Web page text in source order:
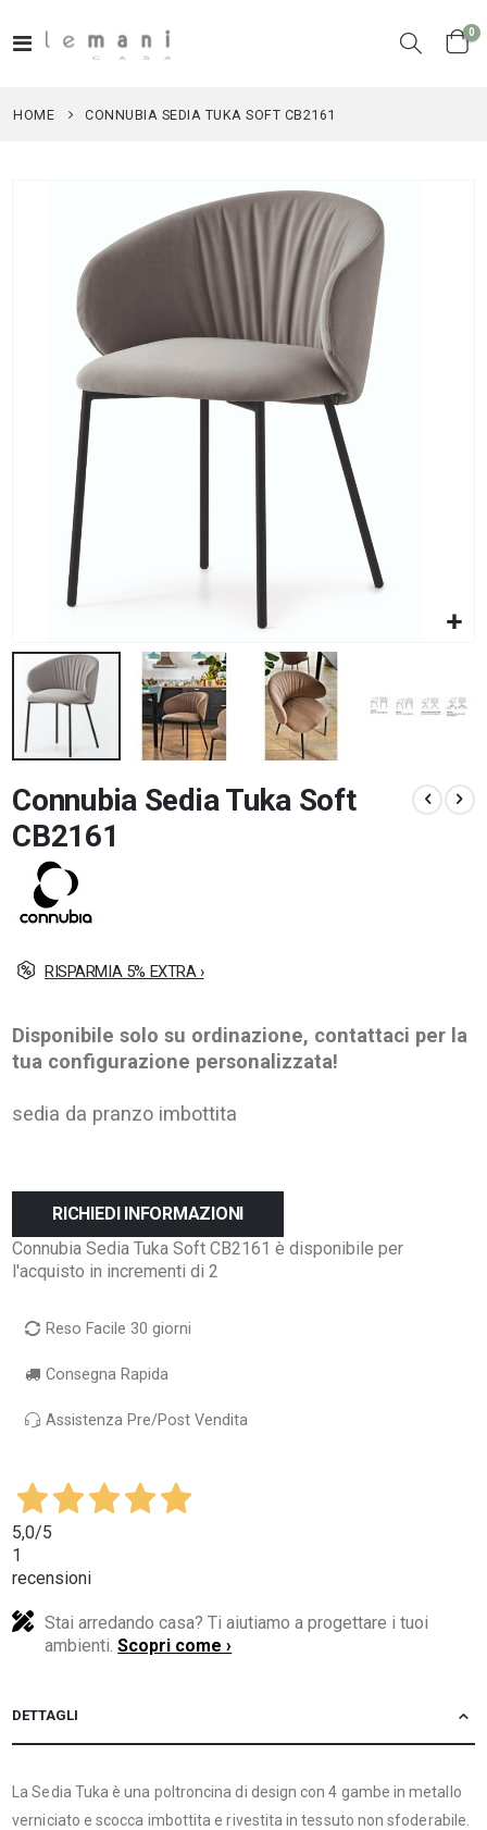
Toggle
Cart
0
HOME CONNUBIA SEDIA TUKA SOFT CB2161
immagini
all'inizio
della
galleria
immagini
Connubia Sedia Tuka Soft
CB2161
RISPARMIA 5% EXTRA ›
Disponibile solo su ordinazione, contattaci per la
tua configurazione personalizzata!
sedia da pranzo imbottita
RICHIEDI INFORMAZIONI
Connubia Sedia Tuka Soft CB2161 è disponibile per
l'acquisto in incrementi di 2
Reso Facile 30 giorni
Consegna Rapida
Assistenza Pre/Post Vendita
5,0/5
1
recensioni
Stai arredando casa? Ti aiutiamo a progettare i tuoi
ambienti.Scopri come ›
DETTAGLI
La Sedia Tuka è una poltroncina di design con 4 gambe in metallo
verniciato e scocca imbottita e rivestita in tessuto non sfoderabile.